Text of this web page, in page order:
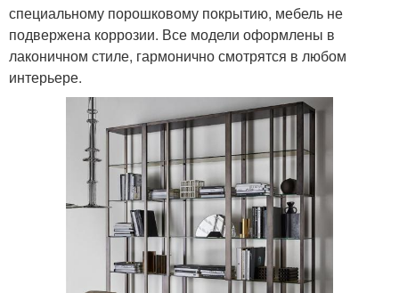
специальному порошковому покрытию, мебель не
подвержена коррозии. Все модели оформлены в
лаконичном стиле, гармонично смотрятся в любом
интерьере.